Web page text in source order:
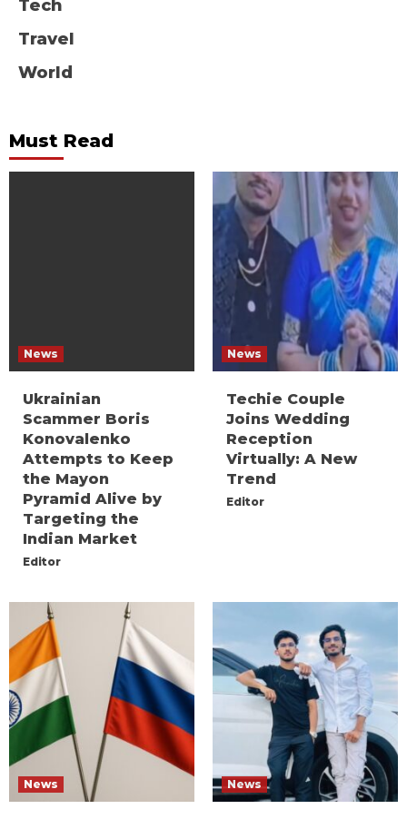
Tech
Travel
World
Must Read
News
Ukrainian
Scammer Boris
Konovalenko
Attempts to Keep
the Mayon
Pyramid Alive by
Targeting the
Indian Market
Editor
News
Techie Couple
Joins Wedding
Reception
Virtually: A New
Trend
Editor
News News